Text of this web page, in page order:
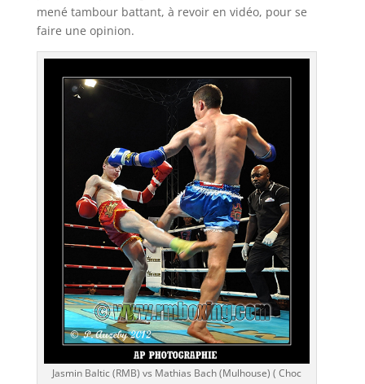
mené tambour battant, à revoir en vidéo, pour se
faire une opinion.
Jasmin Baltic (RMB) vs Mathias Bach (Mulhouse) ( Choc